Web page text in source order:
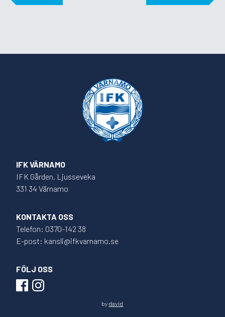
IFK VÄRNAMO
IFK Gården, Ljusseveka
331 34 Värnamo
KONTAKTA OSS
Telefon: 0370-142 38
E-post: kansli@ifkvarnamo.se
FÖLJ OSS
by david